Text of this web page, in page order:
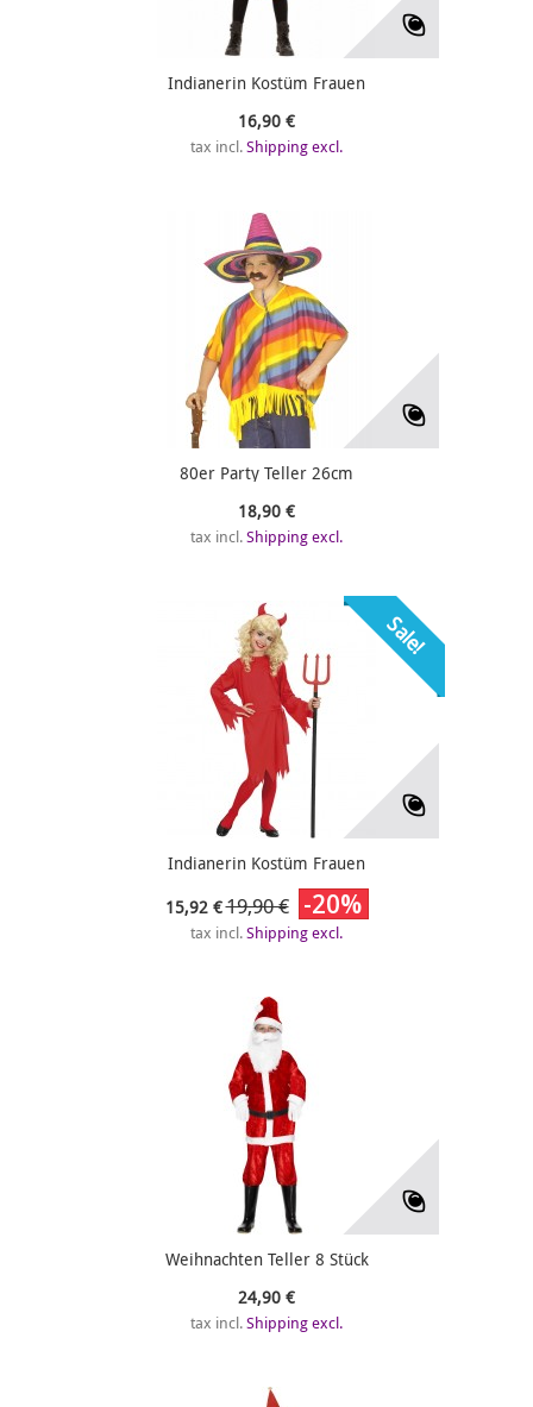
Indianerin Kostüm Frauen
16,90 €
tax incl.Shipping excl.
80er Party Teller 26cm
18,90 €
tax incl.Shipping excl.
Sale!
Indianerin Kostüm Frauen
15,92 €19,90 € -20%
tax incl.Shipping excl.
Weihnachten Teller 8 Stück
24,90 €
tax incl.Shipping excl.